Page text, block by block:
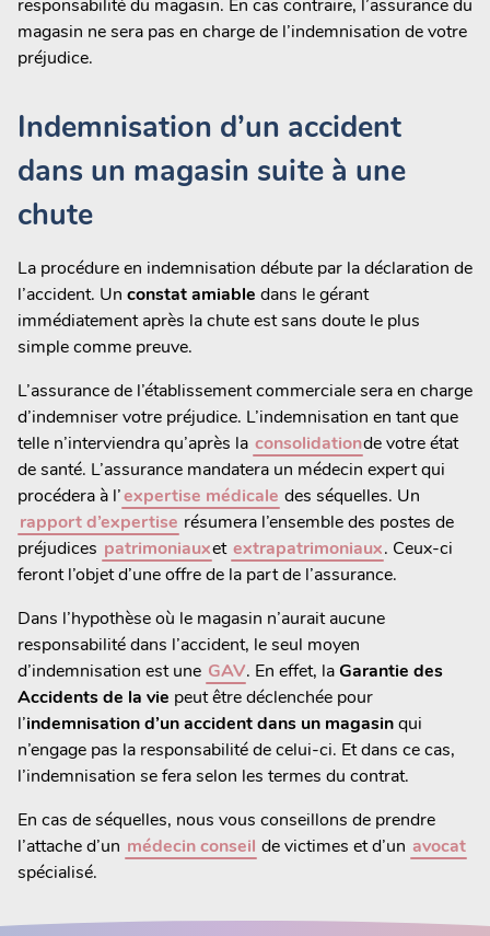
responsabilité du magasin. En cas contraire, l’assurance du
magasin ne sera pas en charge de l’indemnisation de votre
préjudice.
Indemnisation d’un accident
dans un magasin suite à une
chute
La procédure en indemnisation débute par la déclaration de
l’accident. Un constat amiable dans le gérant
immédiatement après la chute est sans doute le plus
simple comme preuve.
L’assurance de l’établissement commerciale sera en charge
d’indemniser votre préjudice. L’indemnisation en tant que
telle n’interviendra qu’après la consolidationde votre état
de santé. L’assurance mandatera un médecin expert qui
procédera à l’expertise médicale des séquelles. Un
rapport d’expertise résumera l’ensemble des postes de
préjudices patrimoniauxet extrapatrimoniaux. Ceux-ci
feront l’objet d’une offre de la part de l’assurance.
Dans l’hypothèse où le magasin n’aurait aucune
responsabilité dans l’accident, le seul moyen
d’indemnisation est une GAV. En effet, laGarantie des
Accidents de la vie peut être déclenchée pour
l’indemnisation d’un accident dans un magasinqui
n’engage pas la responsabilité de celui-ci. Et dans ce cas,
l’indemnisation se fera selon les termes du contrat.
En cas de séquelles, nous vous conseillons de prendre
l’attache d’un médecin conseil de victimes et d’un avocat
spécialisé.